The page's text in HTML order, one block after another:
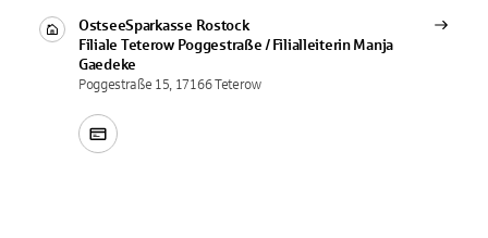
OstseeSparkasse Rostock
Filiale Teterow Poggestraße / Filialleiterin Manja
Gaedeke
Poggestraße 15, 17166 Teterow